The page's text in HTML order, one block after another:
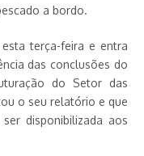
a bordo.
terça-feira e entra
das conclusões do
do Setor das
o seu relatório e que
disponibilizada aos